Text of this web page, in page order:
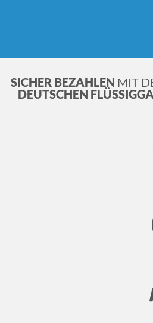
SICHER BEZAHLEN MIT
DEUTSCHEN